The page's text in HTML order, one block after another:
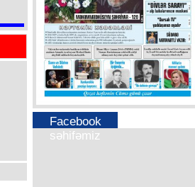
Facebook
səhifəmiz